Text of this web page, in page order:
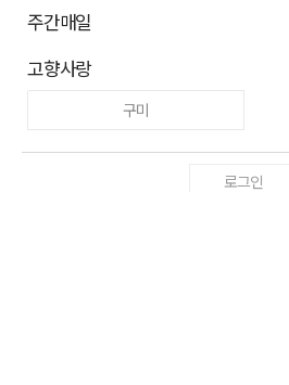
주간매일
고향사랑
구미
로그인